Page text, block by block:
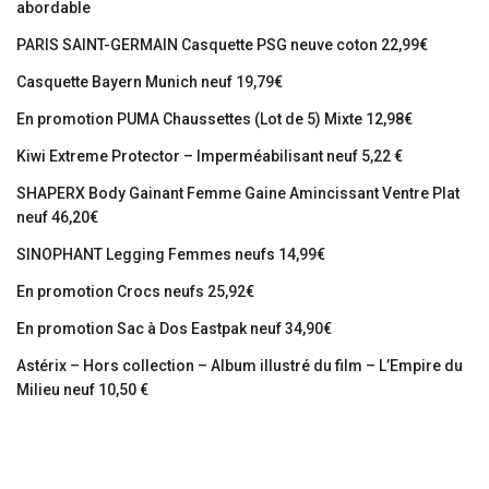
abordable
PARIS SAINT-GERMAIN Casquette PSG neuve coton 22,99€
Casquette Bayern Munich neuf 19,79€
En promotion PUMA Chaussettes (Lot de 5) Mixte 12,98€
Kiwi Extreme Protector – Imperméabilisant neuf 5,22 €
SHAPERX Body Gainant Femme Gaine Amincissant Ventre Plat
neuf 46,20€
SINOPHANT Legging Femmes neufs 14,99€
En promotion Crocs neufs 25,92€
En promotion Sac à Dos Eastpak neuf 34,90€
Astérix – Hors collection – Album illustré du film – L’Empire du
Milieu neuf 10,50 €